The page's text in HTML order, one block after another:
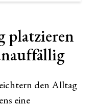
platzieren
den Alltag
eine